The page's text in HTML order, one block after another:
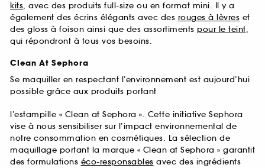
kits, avec des produits full-size ou en format mini. Il y a
également des écrins élégants avec des rouges à lèvres et
des gloss à foison ainsi que des assortiments pour le teint,
qui répondront à tous vos besoins.
Clean At Sephora
Se maquiller en respectant l’environnement est aujourd’hui
possible grâce aux produits portant
l’estampille « Clean at Sephora ». Cette initiative Sephora
vise à nous sensibiliser sur l’impact environnemental de
notre consommation en cosmétiques. La sélection de
maquillage portant la marque « Clean at Sephora » garantit
des formulations éco-responsables avec des ingrédients